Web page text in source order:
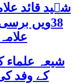
شہید قائد
38ویں
شیعہ علماء
کے وفد